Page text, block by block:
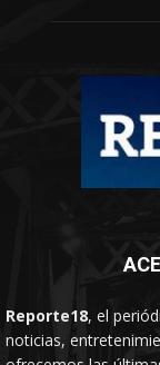
Reporte18, el
noticias,